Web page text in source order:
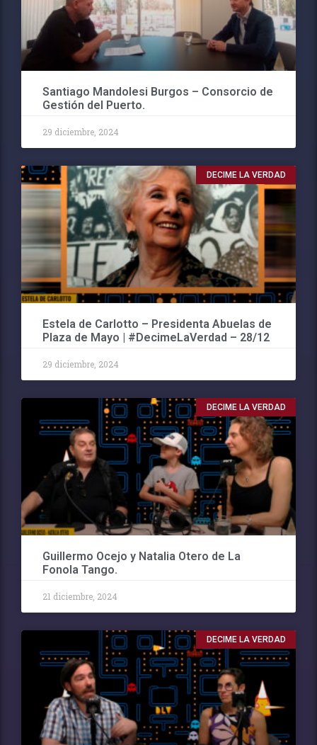
Santiago Mandolesi Burgos – Consorcio de
Gestión del Puerto.
29 diciembre, 2024
DECIME LA VERDAD
Estela de Carlotto – Presidenta Abuelas de
Plaza de Mayo | #DecimeLaVerdad – 28/12
29 diciembre, 2024
DECIME LA VERDAD
Guillermo Ocejo y Natalia Otero de La
Fonola Tango.
21 diciembre, 2024
DECIME LA VERDAD